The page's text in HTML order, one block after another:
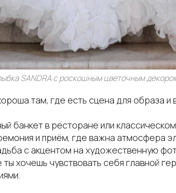
SANDRA с роскошным цветочным
там, где есть сцена для образа и
банкет в ресторане или
и приём, где важна атмосфера
с акцентом на художественную
ты хочешь чувствовать себя главной